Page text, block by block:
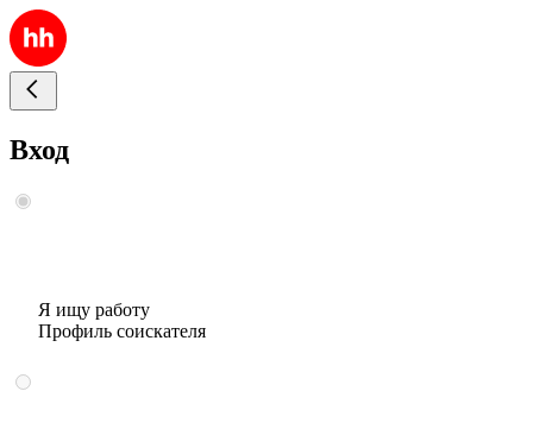
Вход
Я ищу работу
Профиль соискателя